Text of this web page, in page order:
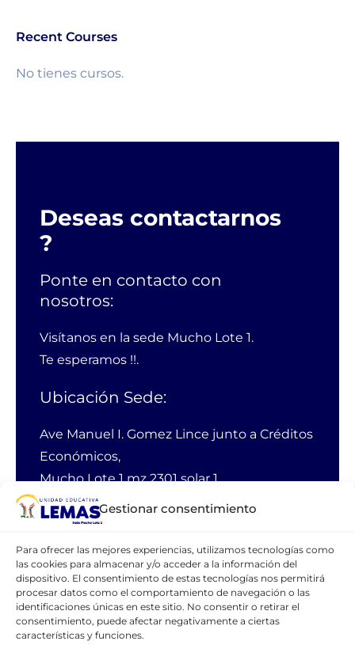
Gestionar consentimiento
Para ofrecer las mejores experiencias, utilizamos tecnologías como
las cookies para almacenar y/o acceder a la información del
dispositivo. El consentimiento de estas tecnologías nos permitirá
procesar datos como el comportamiento de navegación o las
identificaciones únicas en este sitio. No consentir o retirar el
consentimiento, puede afectar negativamente a ciertas
características y funciones.
Recent Courses
No tienes cursos.
Deseas contactarnos
?
Ponte en contacto con
nosotros:
Visítanos en la sede Mucho Lote 1.
Te esperamos !!.
Ubicación Sede:
Ave Manuel I. Gomez Lince junto a Créditos
Económicos,
Mucho Lote 1 mz 2301 solar 1
Guayaquil Ecuador
Email:webmaster@lemas.edu.ec
Cellular:0990762462
CONTÁCTANOS